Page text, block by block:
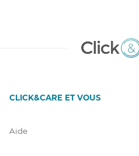
CLICK&CARE ET VOUS
Aide